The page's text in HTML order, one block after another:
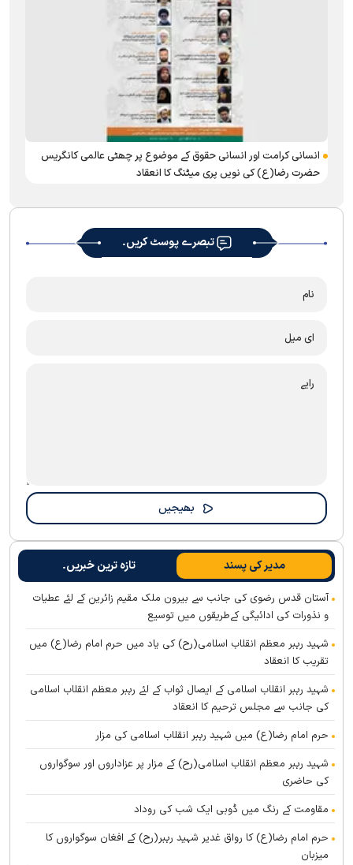
انسانی کرامت اور انسانی حقوق کے موضوع پر چھٹی عالمی کانگریس
حضرت رضا(ع) کی نویں پری میٹنگ کا انعقاد
تبصرے پوسٹ کریں۔
مدیر کی پسند تازہ ترین خبریں۔
آستان قدس رضوی کی جانب سے بیرون ملک مقیم زائرین کے لئے عطیات
و نذورات کی ادائیگی کےطریقوں میں توسیع
شہید رہبر معظم انقلاب اسلامی(رح) کی یاد میں حرم امام رضا(ع) میں
تقریب کا انعقاد
شہید رہبر انقلاب اسلامی کے ایصال ثواب کے لئے رہبر معظم انقلاب اسلامی
کی جانب سے مجلس ترحیم کا انعقاد
حرم امام رضا(ع) میں شہید رہبر انقلاب اسلامی کی مزار
شہید رہبر معظم انقلاب اسلامی(رح) کے مزار پر عزاداروں اور سوگواروں
کی حاضری
مقاومت کے رنگ میں ڈوبی ایک شب کی روداد
حرم امام رضا(ع) کا رواق غدیر شہید رہبر(رح) کے افغان سوگواروں کا
میزبان